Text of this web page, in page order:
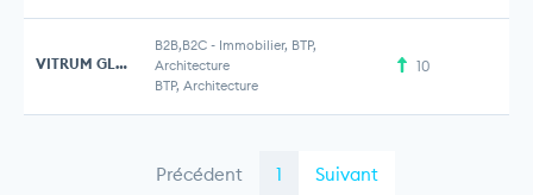
VITRUM GLASS
B2B,B2C - Immobilier, BTP,
Architecture
BTP, Architecture
10
Précédent 1 Suivant